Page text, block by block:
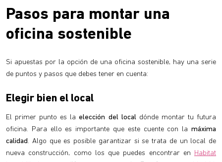
Pasos para montar una
oficina sostenible
Si apuestas por la opción de una oficina sostenible, hay una serie
de puntos y pasos que debes tener en cuenta:
Elegir bien el local
El primer punto es la elección del localdónde montar tu futura
oficina. Para ello es importante que este cuente con la máxima
calidad . Algo que es posible garantizar si se trata de un local de
nueva construcción, como los que puedes encontrar en
Habitat